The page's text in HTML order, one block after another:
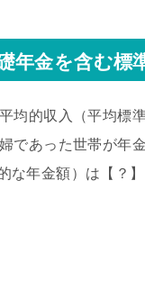
年金を含む標
均的収入（平均標
であった世帯が年
な年金額）は【？】